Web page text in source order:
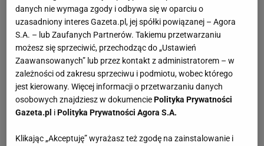
danych nie wymaga zgody i odbywa się w oparciu o
uzasadniony interes Gazeta.pl, jej spółki powiązanej – Agora
S.A. – lub Zaufanych Partnerów. Takiemu przetwarzaniu
możesz się sprzeciwić, przechodząc do „Ustawień
Zaawansowanych” lub przez kontakt z administratorem – w
zależności od zakresu sprzeciwu i podmiotu, wobec którego
jest kierowany. Więcej informacji o przetwarzaniu danych
osobowych znajdziesz w dokumenciePolityka Prywatności
Gazeta.pl iPolityka Prywatności Agora S.A.
Klikając „Akceptuję” wyrażasz też zgodę na zainstalowanie i